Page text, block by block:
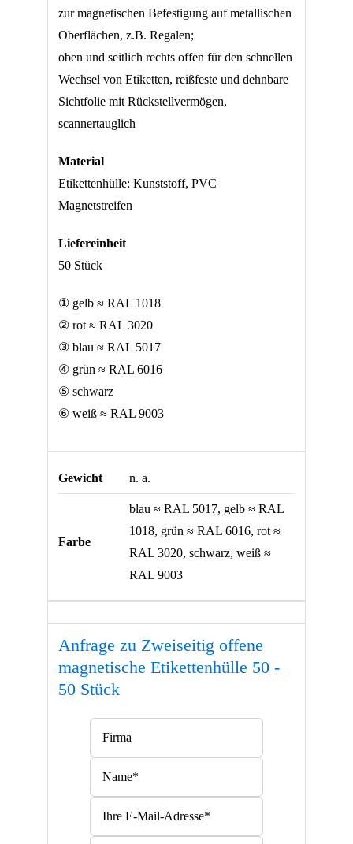
zur magnetischen Befestigung auf metallischen
Oberflächen, z.B. Regalen;
oben und seitlich rechts offen für den schnellen
Wechsel von Etiketten, reißfeste und dehnbare
Sichtfolie mit Rückstellvermögen,
scannertauglich
Material
Etikettenhülle: Kunststoff, PVC
Magnetstreifen
Liefereinheit
50 Stück
① gelb ≈ RAL 1018
② rot ≈ RAL 3020
③ blau ≈ RAL 5017
④ grün ≈ RAL 6016
⑤ schwarz
⑥ weiß ≈ RAL 9003
Gewicht n. a.
Farbe
blau ≈ RAL 5017, gelb ≈ RAL
1018, grün ≈ RAL 6016, rot ≈
RAL 3020, schwarz, weiß ≈
RAL 9003
Anfrage zu Zweiseitig offene
magnetische Etikettenhülle 50 -
50 Stück